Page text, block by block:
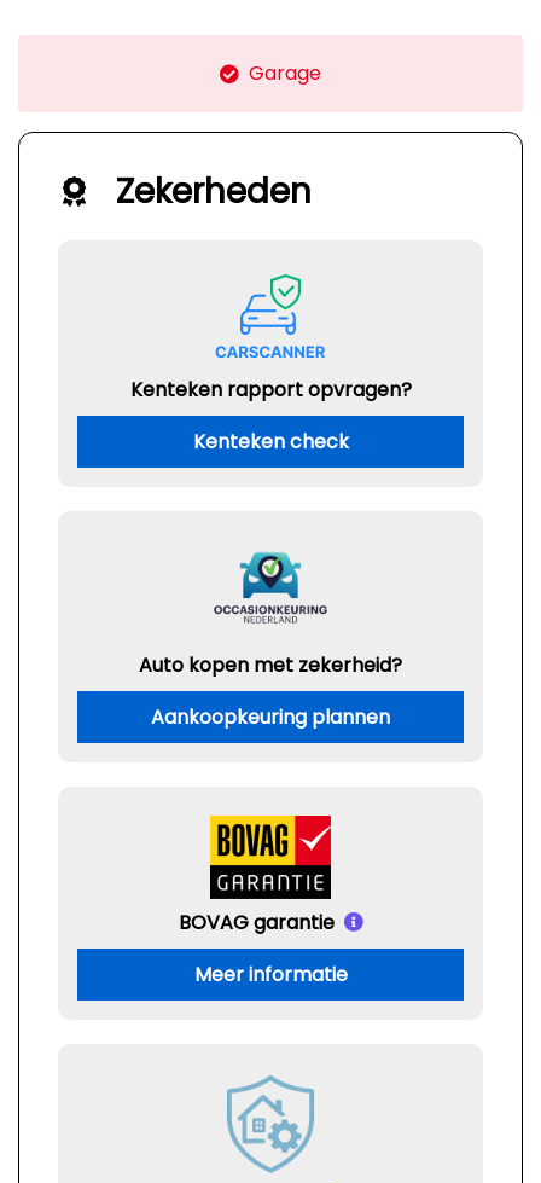
Garage
Zekerheden
Kenteken rapport opvragen?
Kenteken check
Auto kopen met zekerheid?
Aankoopkeuring plannen
BOVAG garantie
Meer informatie